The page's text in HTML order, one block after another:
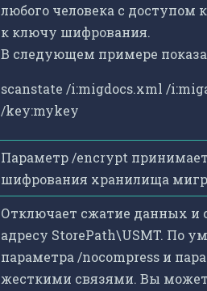
любого человека с доступом
к ключу шифрования.
В следующем примере
scanstate /i:migdocs.xml /
/key:mykey
Параметр /encrypt
шифрования хранилища
Отключает сжатие данных и
адресу StorePath\USMT. По
параметра /nocompress и
жесткими связями. Вы